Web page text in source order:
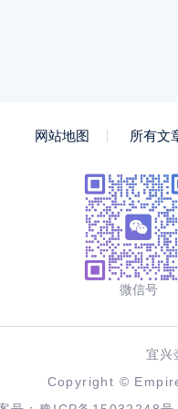
网站地图 所有文
微信号
宜兴
Copyright ©